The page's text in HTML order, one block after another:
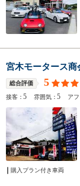
宮木モータース商
総合評価 5
接客：5 雰囲気：5 ア
購入プラン付き車両